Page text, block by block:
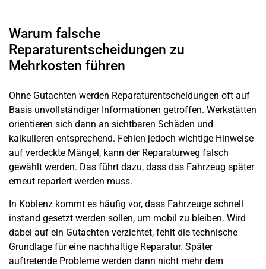
Warum falsche
Reparaturentscheidungen zu
Mehrkosten führen
Ohne Gutachten werden Reparaturentscheidungen oft auf
Basis unvollständiger Informationen getroffen. Werkstätten
orientieren sich dann an sichtbaren Schäden und
kalkulieren entsprechend. Fehlen jedoch wichtige Hinweise
auf verdeckte Mängel, kann der Reparaturweg falsch
gewählt werden. Das führt dazu, dass das Fahrzeug später
erneut repariert werden muss.
In Koblenz kommt es häufig vor, dass Fahrzeuge schnell
instand gesetzt werden sollen, um mobil zu bleiben. Wird
dabei auf ein Gutachten verzichtet, fehlt die technische
Grundlage für eine nachhaltige Reparatur. Später
auftretende Probleme werden dann nicht mehr dem